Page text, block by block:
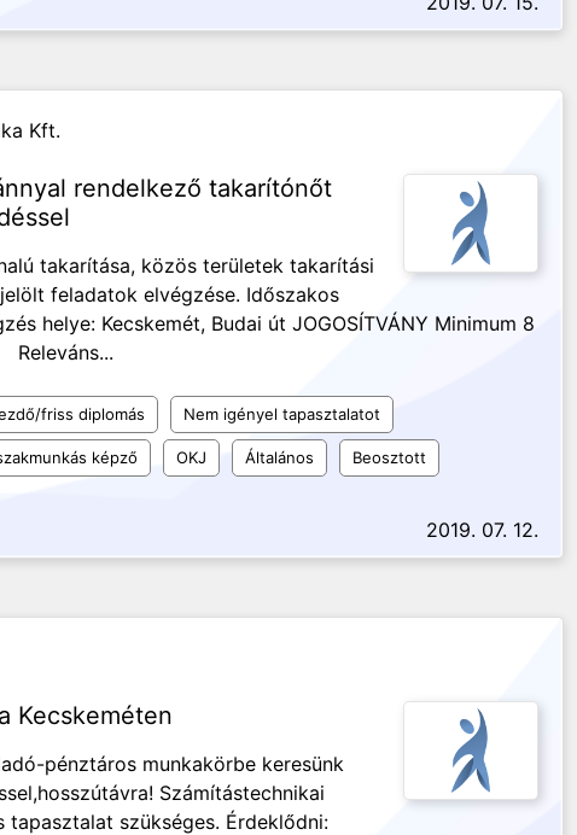
Kft.
rendelkező takarítónőt
takarítása, közös területek takarítási
feladatok elvégzése. Időszakos
helye: Kecskemét, Budai út JOGOSÍTVÁNY Minimum 8
Releváns...
friss diplomás Nem igényel tapasztalatot
képző OKJ Általános Beosztott
2019. 07. 12.
Kecskeméten
pénztáros munkakörbe keresünk
Számítástechnikai
tapasztalat szükséges. Érdeklődni: